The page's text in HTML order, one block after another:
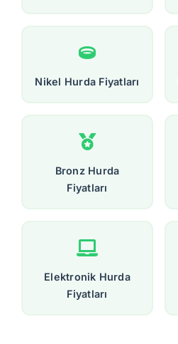
Nikel Hurda Fiyatları
Bronz Hurda
Fiyatları
Elektronik Hurda
Fiyatları